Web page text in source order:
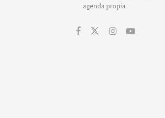
agenda propia.